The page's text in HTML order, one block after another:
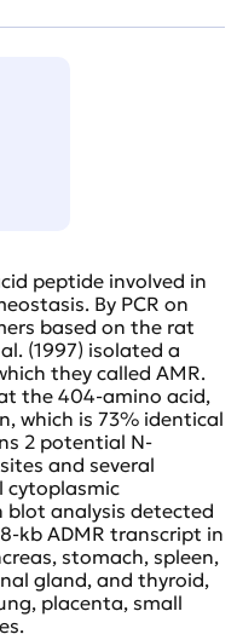
peptide involved in
By PCR on
based on the rat
(1997) isolated a
they called AMR.
the 404-amino acid,
which is 73% identical
2 potential N-
and several
cytoplasmic
analysis detected
kb ADMR transcript in
stomach, spleen,
gland, and thyroid,
placenta, small